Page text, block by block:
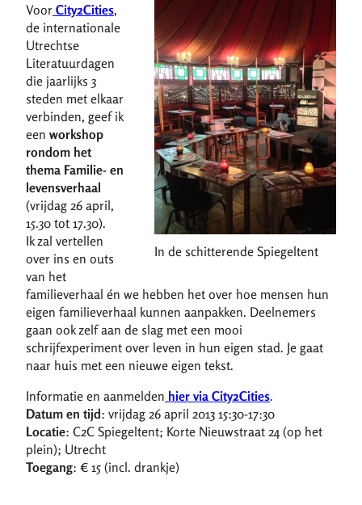
In de schitterende Spiegeltent
Voor City2Cities,
de internationale
Utrechtse
Literatuurdagen
die jaarlijks 3
steden met elkaar
verbinden, geef ik
een workshop
rondom het
thema Familie- en
levensverhaal
(vrijdag 26 april,
15.30 tot 17.30).
Ik zal vertellen
over ins en outs
van het
familieverhaal én we hebben het over hoe mensen hun
eigen familieverhaal kunnen aanpakken. Deelnemers
gaan ook zelf aan de slag met een mooi
schrijfexperiment over leven in hun eigen stad. Je gaat
naar huis met een nieuwe eigen tekst.
Informatie en aanmelden hier via City2Cities.
Datum en tijd: vrijdag 26 april 2013 15:30-17:30
Locatie: C2C Spiegeltent; Korte Nieuwstraat 24 (op het
plein); Utrecht
Toegang: € 15 (incl. drankje)